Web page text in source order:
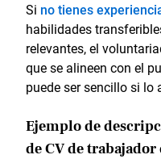
Si no tienes
habilidades
relevantes, el
que se alineen con el
puede ser sencillo si lo
Ejemplo de
de CV de trabajador